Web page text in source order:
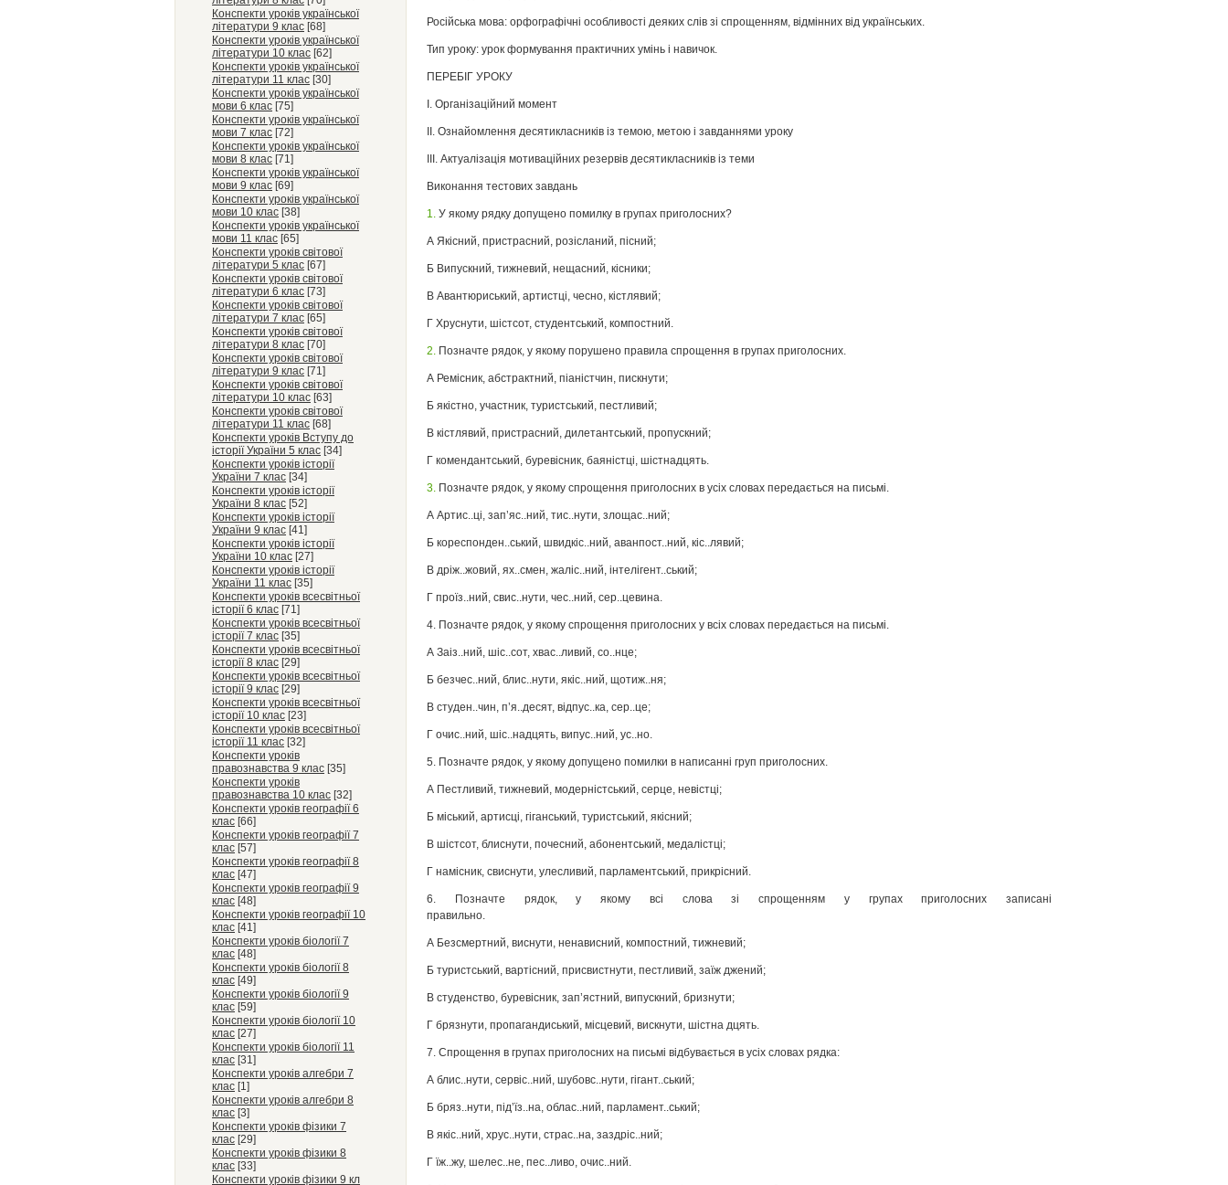
Конспекти уроків української
літератури 9 клас [68]
Конспекти уроків української
літератури 10 клас [62]
Конспекти уроків української
літератури 11 клас [30]
Конспекти уроків української
мови 6 клас [75]
Конспекти уроків української
мови 7 клас [72]
Конспекти уроків української
мови 8 клас [71]
Конспекти уроків української
мови 9 клас [69]
Конспекти уроків української
мови 10 клас [38]
Конспекти уроків української
мови 11 клас [65]
Конспекти уроків світової
літератури 5 клас [67]
Конспекти уроків світової
літератури 6 клас [73]
Конспекти уроків світової
літератури 7 клас [65]
Конспекти уроків світової
літератури 8 клас [70]
Конспекти уроків світової
літератури 9 клас [71]
Конспекти уроків світової
літератури 10 клас [63]
Конспекти уроків світової
літератури 11 клас [68]
Конспекти уроків Вступу до
історії України 5 клас [34]
Конспекти уроків історії
України 7 клас [34]
Конспекти уроків історії
України 8 клас [52]
Конспекти уроків історії
України 9 клас [41]
Конспекти уроків історії
України 10 клас [27]
Конспекти уроків історії
України 11 клас [35]
Конспекти уроків всесвітньої
історії 6 клас [71]
Конспекти уроків всесвітньої
історії 7 клас [35]
Конспекти уроків всесвітньої
історії 8 клас [29]
Конспекти уроків всесвітньої
історії 9 клас [29]
Конспекти уроків всесвітньої
історії 10 клас [23]
Конспекти уроків всесвітньої
історії 11 клас [32]
Конспекти уроків
правознавства 9 клас [35]
Конспекти уроків
правознавства 10 клас [32]
Конспекти уроків географії 6
клас [66]
Конспекти уроків географії 7
клас [57]
Конспекти уроків географії 8
клас [47]
Конспекти уроків географії 9
клас [48]
Конспекти уроків географії 10
клас [41]
Конспекти уроків біології 7
клас [48]
Конспекти уроків біології 8
клас [49]
Конспекти уроків біології 9
клас [59]
Конспекти уроків біології 10
клас [27]
Конспекти уроків біології 11
клас [31]
Конспекти уроків алгебри 7
клас [1]
Конспекти уроків алгебри 8
клас [3]
Конспекти уроків фізики 7
клас [29]
Конспекти уроків фізики 8
клас [33]
Конспекти уроків фізики 9 кл
Російська мова: орфографічні особливості деяких слів зі спрощенням, відмінних від українських.
Тип уроку: урок формування практичних умінь і навичок.
ПЕРЕБІГ УРОКУ
І. Організаційний момент
ІІ. Ознайомлення десятикласників із темою, метою і завданнями уроку
ІІІ. Актуалізація мотиваційних резервів десятикласників із теми
Виконання тестових завдань
1. У якому рядку допущено помилку в групах приголосних?
А Якісний, пристрасний, розісланий, пісний;
Б Випускний, тижневий, нещасний, кісники;
В Авантюриський, артистці, чесно, кістлявий;
Г Хруснути, шістсот, студентський, компостний.
2. Позначте рядок, у якому порушено правила спрощення в групах приголосних.
А Ремісник, абстрактний, піаністчин, пискнути;
Б якістно, участник, туристський, пестливий;
В кістлявий, пристрасний, дилетантський, пропускний;
Г комендантський, буревісник, баяністці, шістнадцять.
3. Позначте рядок, у якому спрощення приголосних в усіх словах передається на письмі.
А Артис..ці, зап’яс..ний, тис..нути, злощас..ний;
Б кореспонден..ський, швидкіс..ний, аванпост..ний, кіс..лявий;
В дріж..жовий, ях..смен, жаліс..ний, інтелігент..ський;
Г проїз..ний, свис..нути, чес..ний, сер..цевина.
4. Позначте рядок, у якому спрощення приголосних у всіх словах передається на письмі.
А Заіз..ний, шіс..сот, хвас..ливий, со..нце;
Б безчес..ний, блис..нути, якіс..ний, щотиж..ня;
В студен..чин, п’я..десят, відпус..ка, сер..це;
Г очис..ний, шіс..надцять, випус..ний, ус..но.
5. Позначте рядок, у якому допущено помилки в написанні груп приголосних.
А Пестливий, тижневий, модерністський, серце, невістці;
Б міський, артисці, гіганський, туристський, якісний;
В шістсот, блиснути, почесний, абонентський, медалістці;
Г намісник, свиснути, улесливий, парламентський, прикрісний.
6. Позначте рядок, у якому всі слова зі спрощенням у групах приголосних записані
правильно.
А Безсмертний, виснути, ненависний, компостний, тижневий;
Б туристський, вартісний, присвистнути, пестливий, заїж джений;
В студенство, буревісник, зап’ястний, випускний, бризнути;
Г брязнути, пропагандиський, місцевий, вискнути, шістна дцять.
7. Спрощення в групах приголосних на письмі відбувається в усіх словах рядка:
А блис..нути, сервіс..ний, шубовс..нути, гігант..ський;
Б бряз..нути, під’їз..на, облас..ний, парламент..ський;
В якіс..ний, хрус..нути, страс..на, заздріс..ний;
Г їж..жу, шелес..не, пес..ливо, очис..ний.